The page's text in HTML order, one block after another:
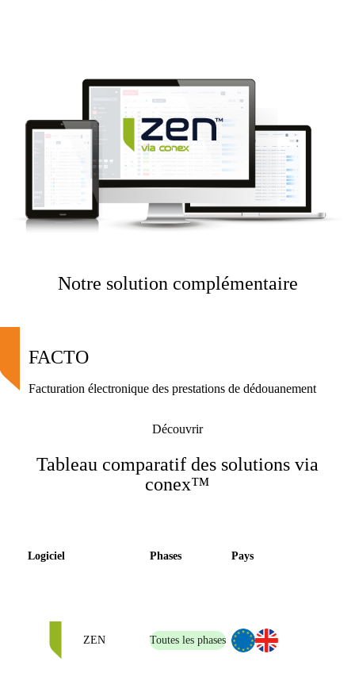
Notre solution complémentaire
FACTO
Facturation électronique des prestations de dédouanement
Découvrir
Tableau comparatif des solutions via
conex™
Logiciel Phases Pays
ZEN Toutes les phases